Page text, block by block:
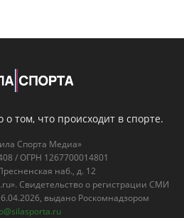
том, что происходит в спорте.
Спорта Медиа»
/ ОГРН 1267700014801
наб., д. 12
Свидетельство о регистрации СМИ
выдано Роскомнадзором